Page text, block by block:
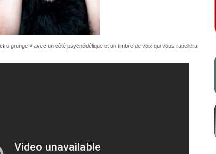
grunge » avec un côté psychédélique et un timbre de voix qui vous rapellera